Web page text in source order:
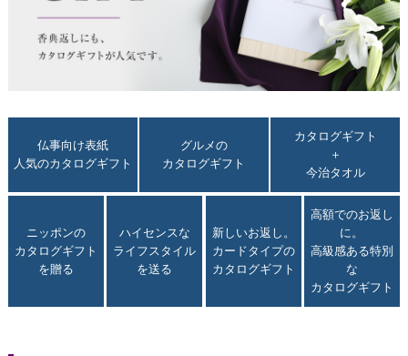
仏事向け表紙
人気のカタログギフト
グルメの
カタログギフト
カタログギフト
＋
今治タオル
ニッポンの
カタログギフト
を贈る
ハイセンスな
ライフスタイル
を送る
新しいお返し。
カードタイプの
カタログギフト
高額でのお返し
に。
高級感ある特別
な
カタログギフト